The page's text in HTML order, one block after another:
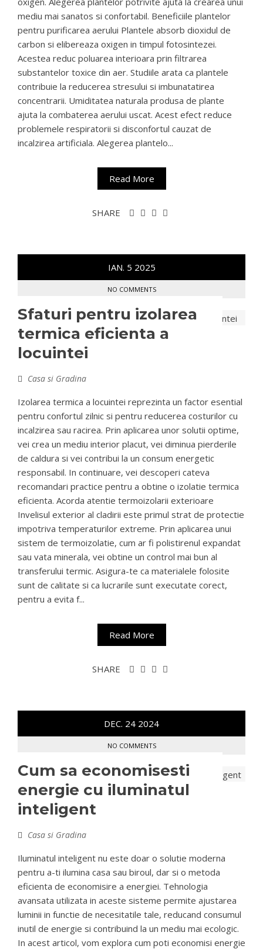
mediu mai sanatos si confortabil. Beneficiile plantelor
pentru purificarea aerului Plantele absorb dioxidul de
carbon si elibereaza oxigen in timpul fotosintezei.
Acestea reduc poluarea interioara prin filtrarea
substantelor toxice din aer. Studiile arata ca plantele
contribuie la reducerea stresului si imbunatatirea
concentrarii. Umiditatea naturala produsa de plante
ajuta la combaterea aerului uscat. Acest efect reduce
problemele respiratorii si disconfortul cauzat de
incalzirea artificiala. Alegerea plantelo...
Read More
SHARE
IAN. 5 2025
NO COMMENTS
Sfaturi pentru izolarea
termica eficienta a
locuintei
Casa si Gradina
Izolarea termica a locuintei reprezinta un factor esential
pentru confortul zilnic si pentru reducerea costurilor cu
incalzirea sau racirea. Prin aplicarea unor solutii optime,
vei crea un mediu interior placut, vei diminua pierderile
de caldura si vei contribui la un consum energetic
responsabil. In continuare, vei descoperi cateva
recomandari practice pentru a obtine o izolatie termica
eficienta. Acorda atentie termoizolarii exterioare
Invelisul exterior al cladirii este primul strat de protectie
impotriva temperaturilor extreme. Prin aplicarea unui
sistem de termoizolatie, cum ar fi polistirenul expandat
sau vata minerala, vei obtine un control mai bun al
transferului termic. Asigura-te ca materialele folosite
sunt de calitate si ca lucrarile sunt executate corect,
pentru a evita f...
Read More
SHARE
DEC. 24 2024
NO COMMENTS
Cum sa economisesti
energie cu iluminatul
inteligent
Casa si Gradina
Iluminatul inteligent nu este doar o solutie moderna
pentru a-ti ilumina casa sau biroul, dar si o metoda
eficienta de economisire a energiei. Tehnologia
avansata utilizata in aceste sisteme permite ajustarea
luminii in functie de necesitatile tale, reducand consumul
inutil de energie si contribuind la un mediu mai ecologic.
In acest articol, vom explora cum poti economisi energie